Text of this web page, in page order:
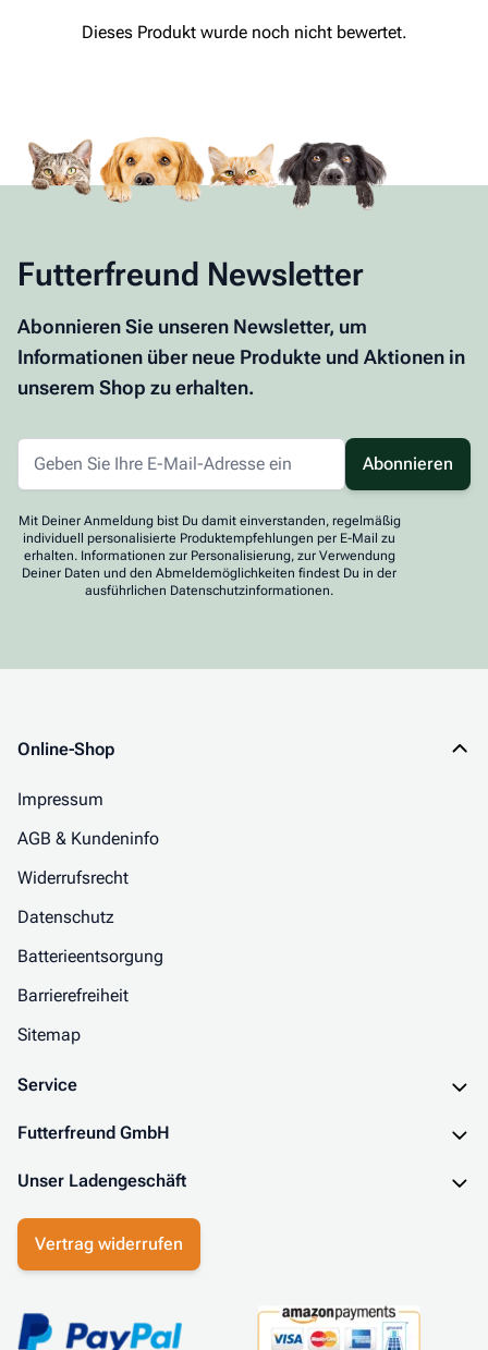
Futterfreund Newsletter
Abonnieren Sie unseren Newsletter, um
Informationen über neue Produkte und Aktionen in
unserem Shop zu erhalten.
Abonnieren
Mit Deiner Anmeldung bist Du damit einverstanden, regelmäßig
individuell personalisierte Produktempfehlungen per E-Mail zu
erhalten. Informationen zur Personalisierung, zur Verwendung
Deiner Daten und den Abmeldemöglichkeiten findest Du in der
ausführlichen Datenschutzinformationen.
Online-Shop
Impressum
AGB & Kundeninfo
Widerrufsrecht
Datenschutz
Batterieentsorgung
Barrierefreiheit
Sitemap
Service
Futterfreund GmbH
Unser Ladengeschäft
Vertrag widerrufen